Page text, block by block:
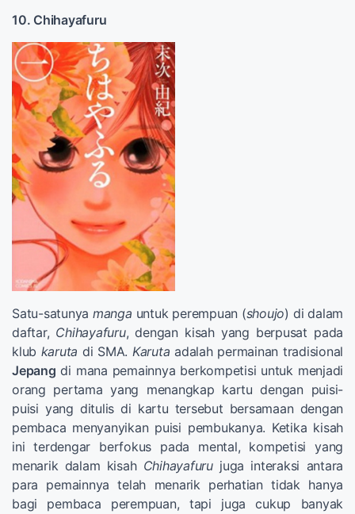
10. Chihayafuru
Satu-satunya manga untuk perempuan (shoujo) di dalam
daftar, Chihayafuru, dengan kisah yang berpusat pada
klub karuta di SMA. Karuta adalah permainan tradisional
Jepang di mana pemainnya berkompetisi untuk menjadi
orang pertama yang menangkap kartu dengan puisi-
puisi yang ditulis di kartu tersebut bersamaan dengan
pembaca menyanyikan puisi pembukanya. Ketika kisah
ini terdengar berfokus pada mental, kompetisi yang
menarik dalam kisah Chihayafurujuga interaksi antara
para pemainnya telah menarik perhatian tidak hanya
bagi pembaca perempuan, tapi juga cukup banyak